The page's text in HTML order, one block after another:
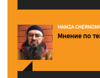
HAMZA
Мнение по